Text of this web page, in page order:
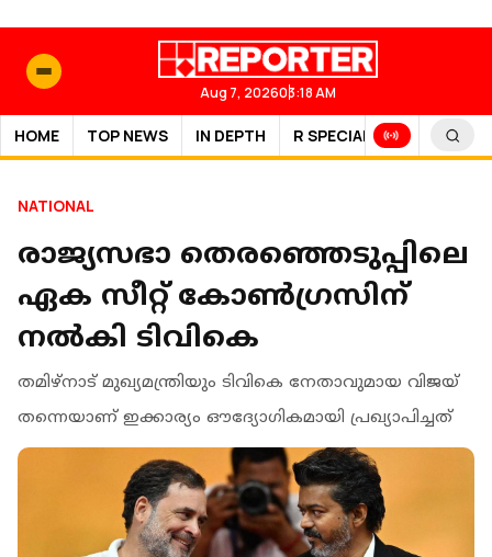
Aug 7, 202603:18 AM
HOME TOP NEWS IN DEPTH R SPECIAL SPORTS
NATIONAL
രാജ്യസഭാ തെരഞ്ഞെടുപ്പിലെ
ഏക സീറ്റ് കോൺ​ഗ്രസിന്
നൽകി ടിവികെ
തമിഴ്‌നാട് മുഖ്യമന്ത്രിയും ടിവികെ നേതാവുമായ വിജയ്
തന്നെയാണ് ഇക്കാര്യം ഔദ്യോഗികമായി പ്രഖ്യാപിച്ചത്